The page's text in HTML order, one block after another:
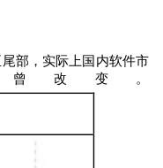
部，实际上国内软件市
改变。